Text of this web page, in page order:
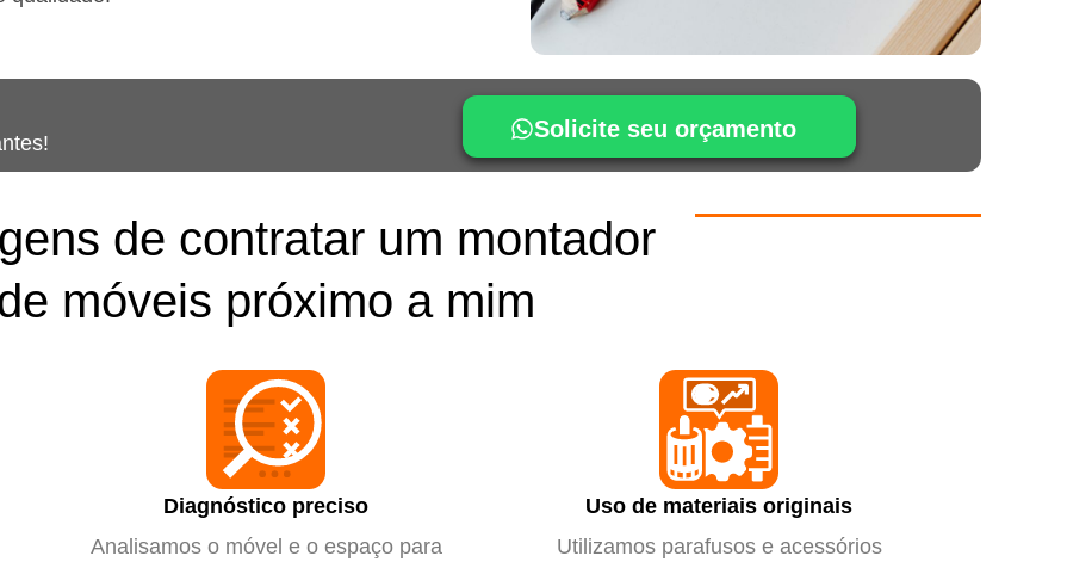
Solicite seu orçamento
de contratar um montador
móveis próximo a mim
Diagnóstico preciso
Analisamos o móvel e o espaço para
Uso de materiais originais
Utilizamos parafusos e acessórios